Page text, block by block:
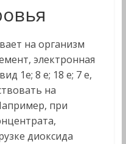
на организм
электронная
1е; 8 е; 18 е; 7 е,
на
при
диоксида